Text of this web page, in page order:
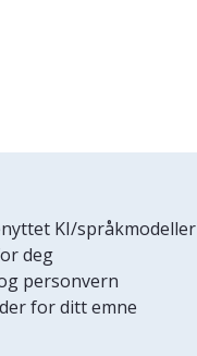
KI/språkmodeller
deg
personvern
for ditt emne